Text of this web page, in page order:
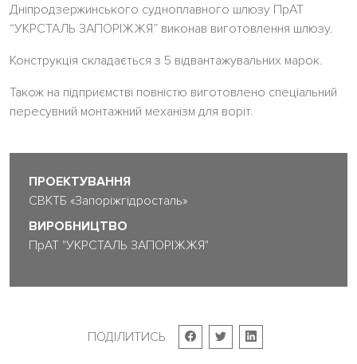
Дніпродзержинського судноплавного шлюзу ПрАТ
“УКРСТАЛЬ ЗАПОРІЖЖЯ” виконав виготовлення шлюзу.
Конструкція складається з 5 відвантажувальних марок.
Також на підприємстві повністю виготовлено спеціальний
пересувний монтажний механізм для воріт.
ПРОЕКТУВАННЯ
СВКТБ «Запоріжгідросталь»
ВИРОБНИЦТВО
ПрАТ "УКРСТАЛЬ ЗАПОРІЖЖЯ"
ПОДІЛИТИСЬ